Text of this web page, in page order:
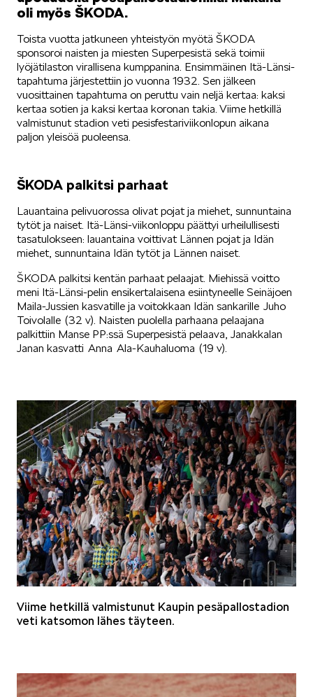
oli myös ŠKODA.
Toista vuotta jatkuneen yhteistyön myötä ŠKODA
sponsoroi naisten ja miesten Superpesistä sekä toimii
lyöjätilaston virallisena kumppanina. Ensimmäinen Itä-Länsi-
tapahtuma järjestettiin jo vuonna 1932. Sen jälkeen
vuosittainen tapahtuma on peruttu vain neljä kertaa: kaksi
kertaa sotien ja kaksi kertaa koronan takia. Viime hetkillä
valmistunut stadion veti pesisfestariviikonlopun aikana
paljon yleisöä puoleensa.
ŠKODA palkitsi parhaat
Lauantaina pelivuorossa olivat pojat ja miehet, sunnuntaina
tytöt ja naiset. Itä-Länsi-viikonloppu päättyi urheilullisesti
tasatulokseen: lauantaina voittivat Lännen pojat ja Idän
miehet, sunnuntaina Idän tytöt ja Lännen naiset.
ŠKODA palkitsi kentän parhaat pelaajat. Miehissä voitto
meni Itä-Länsi-pelin ensikertalaisena esiintyneelle Seinäjoen
Maila-Jussien kasvatille ja voitokkaan Idän sankarille Juho
Toivolalle (32 v). Naisten puolella parhaana pelaajana
palkittiin Manse PP:ssä Superpesistä pelaava, Janakkalan
Janan kasvatti Anna Ala‑Kauhaluoma (19 v).
Viime hetkillä valmistunut Kaupin pesäpallostadion
veti katsomon lähes täyteen.